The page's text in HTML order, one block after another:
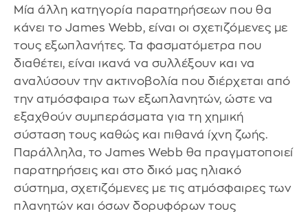
Μία άλλη κατηγορία παρατηρήσεων που θα
κάνει το James Webb, είναι οι σχετιζόμενες με
τους εξωπλανήτες. Τα φασματόμετρα που
διαθέτει, είναι ικανά να συλλέξουν και να
αναλύσουν την ακτινοβολία που διέρχεται από
την ατμόσφαιρα των εξωπλανητών, ώστε να
εξαχθούν συμπεράσματα για τη χημική
σύσταση τους καθώς και πιθανά ίχνη ζωής.
Παράλληλα, το James Webb θα πραγματοποιεί
παρατηρήσεις και στο δικό μας ηλιακό
σύστημα, σχετιζόμενες με τις ατμόσφαιρες των
πλανητών και όσων δορυφόρων τους